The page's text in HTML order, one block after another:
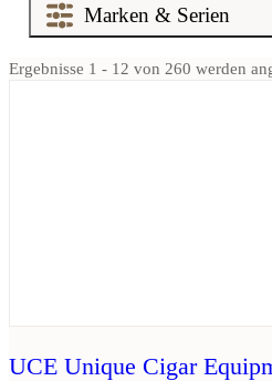
Ergebnisse 1 - 12 von 260 werden
UCE Unique Cigar